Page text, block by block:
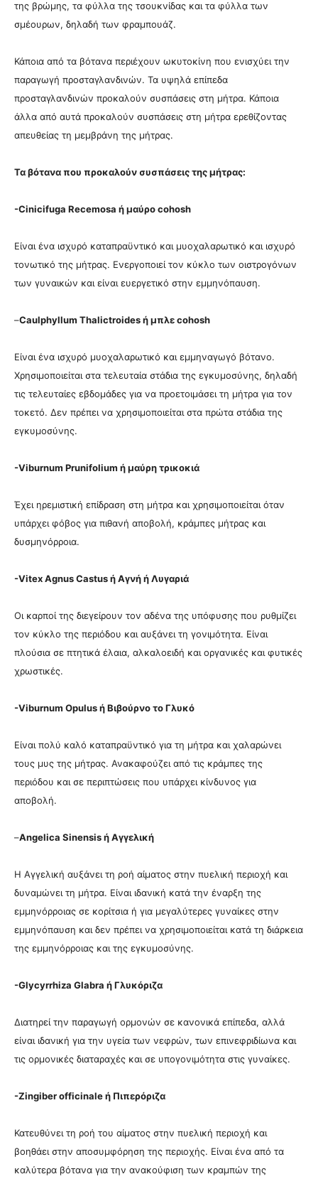
της βρώμης, τα φύλλα της τσουκνίδας και τα φύλλα των
σμέουρων, δηλαδή των φραμπουάζ.
Κάποια από τα βότανα περιέχουν ωκυτοκίνη που ενισχύει την
παραγωγή προσταγλανδινών. Τα υψηλά επίπεδα
προσταγλανδινών προκαλούν συσπάσεις στη μήτρα. Κάποια
άλλα από αυτά προκαλούν συσπάσεις στη μήτρα ερεθίζοντας
απευθείας τη μεμβράνη της μήτρας.
Τα βότανα που προκαλούν συσπάσεις της μήτρας:
-Cinicifuga Recemosa ή μαύρο cohosh
Είναι ένα ισχυρό καταπραϋντικό και μυοχαλαρωτικό και ισχυρό
τονωτικό της μήτρας. Ενεργοποιεί τον κύκλο των οιστρογόνων
των γυναικών και είναι ευεργετικό στην εμμηνόπαυση.
–Caulphyllum Thalictroides ή μπλε cohosh
Είναι ένα ισχυρό μυοχαλαρωτικό και εμμηναγωγό βότανο.
Χρησιμοποιείται στα τελευταία στάδια της εγκυμοσύνης, δηλαδή
τις τελευταίες εβδομάδες για να προετοιμάσει τη μήτρα για τον
τοκετό. Δεν πρέπει να χρησιμοποιείται στα πρώτα στάδια της
εγκυμοσύνης.
-Viburnum Prunifolium ή μαύρη τρικοκιά
Έχει ηρεμιστική επίδραση στη μήτρα και χρησιμοποιείται όταν
υπάρχει φόβος για πιθανή αποβολή, κράμπες μήτρας και
δυσμηνόρροια.
-Vitex Agnus Castus ή Αγνή ή Λυγαριά
Οι καρποί της διεγείρουν τον αδένα της υπόφυσης που ρυθμίζει
τον κύκλο της περιόδου και αυξάνει τη γονιμότητα. Είναι
πλούσια σε πτητικά έλαια, αλκαλοειδή και οργανικές και φυτικές
χρωστικές.
-Viburnum Opulus ή Βιβούρνο το Γλυκό
Είναι πολύ καλό καταπραϋντικό για τη μήτρα και χαλαρώνει
τους μυς της μήτρας. Ανακαφούζει από τις κράμπες της
περιόδου και σε περιπτώσεις που υπάρχει κίνδυνος για
αποβολή.
–Angelica Sinensis ή Αγγελική
Η Αγγελική αυξάνει τη ροή αίματος στην πυελική περιοχή και
δυναμώνει τη μήτρα. Είναι ιδανική κατά την έναρξη της
εμμηνόρροιας σε κορίτσια ή για μεγαλύτερες γυναίκες στην
εμμηνόπαυση και δεν πρέπει να χρησιμοποιείται κατά τη διάρκεια
της εμμηνόρροιας και της εγκυμοσύνης.
-Glycyrrhiza Glabra ή Γλυκόριζα
Διατηρεί την παραγωγή ορμονών σε κανονικά επίπεδα, αλλά
είναι ιδανική για την υγεία των νεφρών, των επινεφριδίωνα και
τις ορμονικές διαταραχές και σε υπογονιμότητα στις γυναίκες.
-Zingiber officinale ή Πιπερόριζα
Κατευθύνει τη ροή του αίματος στην πυελική περιοχή και
βοηθάει στην αποσυμφόρηση της περιοχής. Είναι ένα από τα
καλύτερα βότανα για την ανακούφιση των κραμπών της